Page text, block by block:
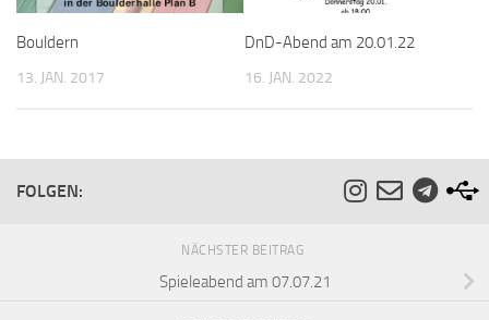
Bouldern
13. JAN. 2017
DnD-Abend am 20.01.22
16. JAN. 2022
FOLGEN:
NÄCHSTER BEITRAG
Spieleabend am 07.07.21